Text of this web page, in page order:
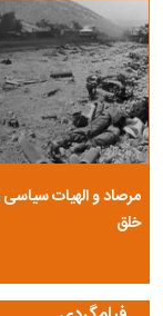
مرصاد و الهیات
خلق